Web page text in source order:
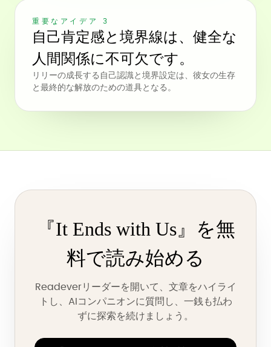
重要なアイデア 3
自己肯定感と境界線は、健全な
人間関係に不可欠です。
リリーの成長する自己認識と境界設定は、彼女の生存
と最終的な解放のための道具となる。
『It Ends with Us』を無
料で読み始める
Readeverリーダーを開いて、文章をハイライ
トし、AIコンパニオンに質問し、一銭も払わ
ずに探索を続けましょう。